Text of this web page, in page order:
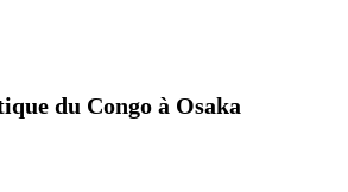
du Congo à Osaka